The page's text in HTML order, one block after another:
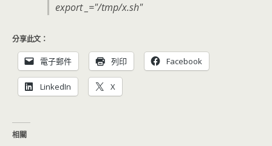
export _="/tmp/x.sh"
分享此文：
電子郵件 列印 Facebook
LinkedIn X
相關